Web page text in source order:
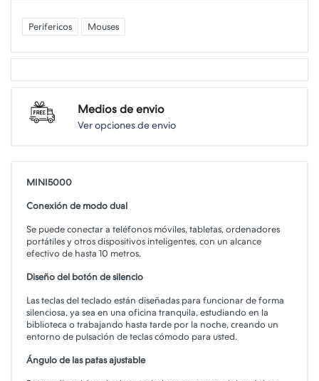
Perifericos Mouses
Medios de envio
Ver opciones de envio
MINI5000
Conexión de modo dual
Se puede conectar a teléfonos móviles, tabletas, ordenadores
portátiles y otros dispositivos inteligentes, con un alcance
efectivo de hasta 10 metros.
Diseño del botón de silencio
Las teclas del teclado están diseñadas para funcionar de forma
silenciosa, ya sea en una oficina tranquila, estudiando en la
biblioteca o trabajando hasta tarde por la noche, creando un
entorno de pulsación de teclas cómodo para usted.
Ángulo de las patas ajustable